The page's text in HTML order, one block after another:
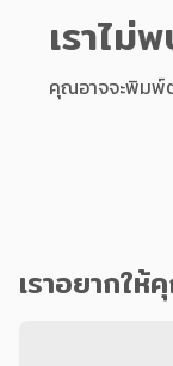
เราไ
คุณอาจจะพิมพ์
เราอยากให้